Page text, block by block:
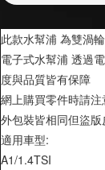
此款水幫浦 為雙渦
電子式水幫浦 透過
度與品質皆有保障
網上購買零件時請
外包裝皆相同但盜
適用車型:
A1/1.4TSI